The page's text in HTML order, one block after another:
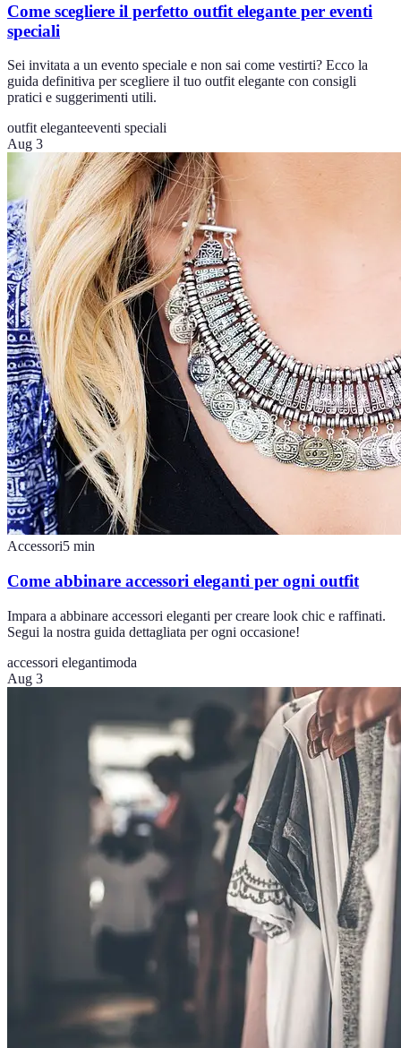
Come scegliere il perfetto outfit elegante per eventi
speciali
Sei invitata a un evento speciale e non sai come vestirti? Ecco la
guida definitiva per scegliere il tuo outfit elegante con consigli
pratici e suggerimenti utili.
outfit eleganteeventi speciali
Aug 3
Accessori5 min
Come abbinare accessori eleganti per ogni outfit
Impara a abbinare accessori eleganti per creare look chic e raffinati.
Segui la nostra guida dettagliata per ogni occasione!
accessori elegantimoda
Aug 3